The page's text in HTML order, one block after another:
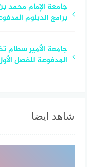
جامعة الإمام محمد
برامج الدبلوم المدفوعة
جامعة الأمير سطام
المدفوعة للفصل الأول
شاهد ايضا